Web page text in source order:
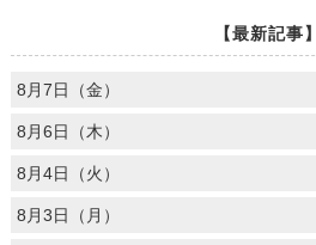
【最新記事】
8月7日（金）
8月6日（木）
8月4日（火）
8月3日（月）